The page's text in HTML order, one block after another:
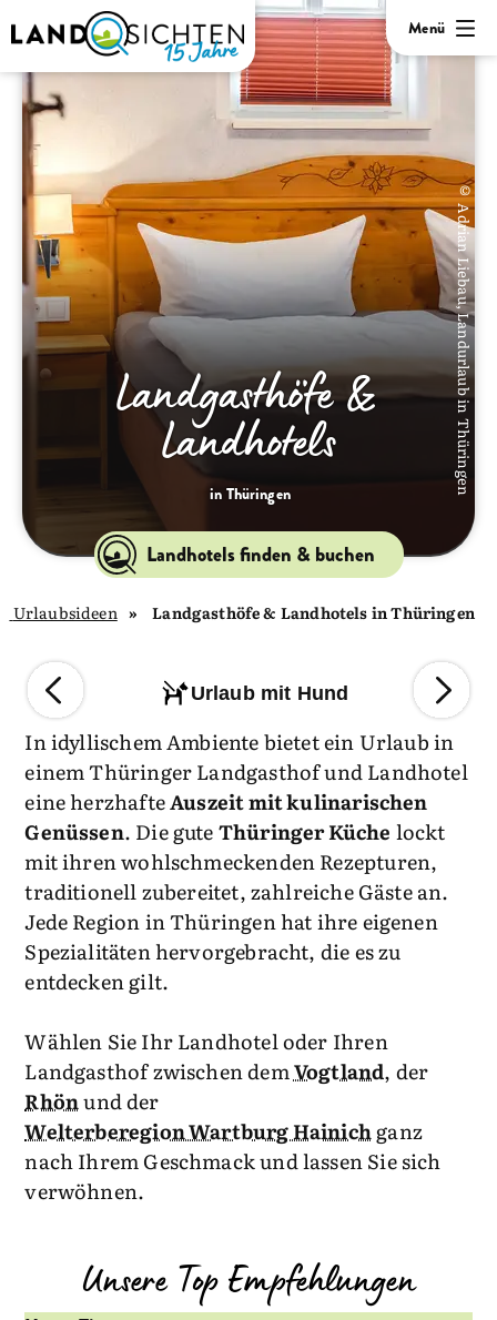
Menü
© Adrian Liebau, Landurlaub in Thüringen
Landgasthöfe &
Landhotels
in Thüringen
Landhotels finden & buchen
Landgasthöfe & Landhotels in Thüringen
Urlaubsideen
Urlaub mit Hund
In idyllischem Ambiente bietet ein Urlaub in
einem Thüringer Landgasthof und Landhotel
eine herzhafteAuszeit mit kulinarischen
Genüssen. Die guteThüringer Küche lockt
mit ihren wohlschmeckenden Rezepturen,
traditionell zubereitet, zahlreiche Gäste an.
Jede Region in Thüringen hat ihre eigenen
Spezialitäten hervorgebracht, die es zu
entdecken gilt.
Wählen Sie Ihr Landhotel oder Ihren
Landgasthof zwischen demVogtland, der
Rhönund der
Welterberegion Wartburg Hainichganz
nach Ihrem Geschmack und lassen Sie sich
verwöhnen.
Unsere Top Empfehlungen